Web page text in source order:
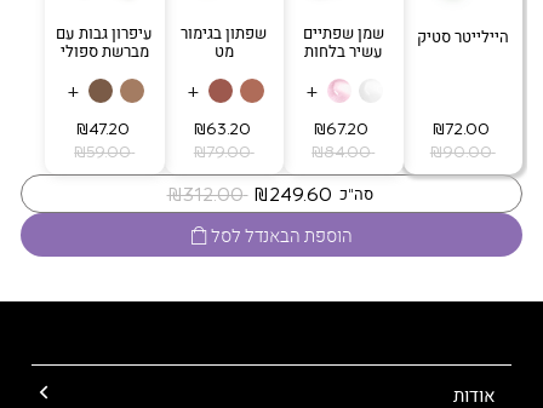
היילייטר סטיק
‏ ₪90.00
שמן שפתיים
עשיר בלחות
+
‏ ₪84.00
שפתון בגימור
מט
+
‏ ₪79.00
עיפרון גבות עם
מברשת ספולי
+
‏ ₪59.00
סה"כ ‏ ₪312.00
הוספת הבאנדל לסל
אודות